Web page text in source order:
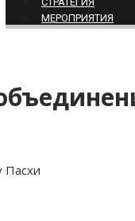
МЕРОПРИЯТИЯ
Пасхи